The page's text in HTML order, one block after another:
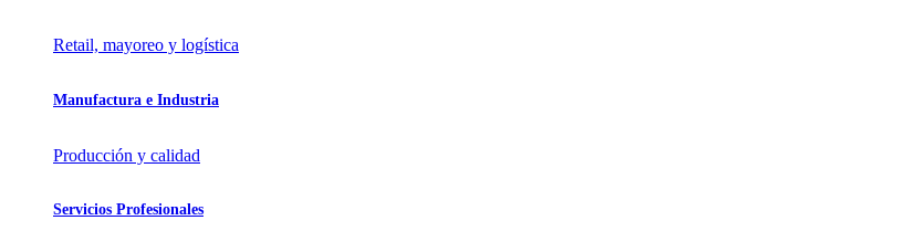
Retail, mayoreo y logística
Manufactura e Industria
Producción y calidad
Servicios Profesionales